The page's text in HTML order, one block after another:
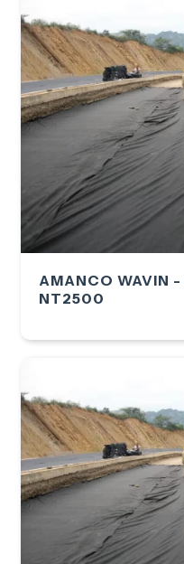
AMANCO WAVIN
NT2500